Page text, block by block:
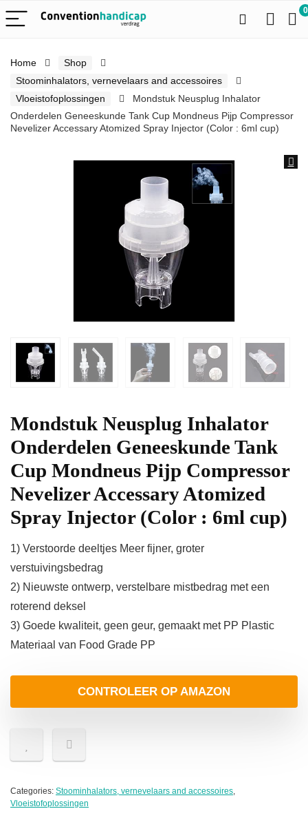
0
Home
Shop
Stoominhalators, vernevelaars and accessoires
Vloeistofoplossingen
Mondstuk Neusplug Inhalator
Onderdelen Geneeskunde Tank Cup Mondneus Pijp Compressor
Nevelizer Accessary Atomized Spray Injector (Color : 6ml cup)
Mondstuk Neusplug Inhalator
Onderdelen Geneeskunde Tank
Cup Mondneus Pijp Compressor
Nevelizer Accessary Atomized
Spray Injector (Color : 6ml cup)
1) Verstoorde deeltjes Meer fijner, groter
verstuivingsbedrag
2) Nieuwste ontwerp, verstelbare mistbedrag met een
roterend deksel
3) Goede kwaliteit, geen geur, gemaakt met PP Plastic
Materiaal van Food Grade PP
CONTROLEER OP AMAZON
Categories: Stoominhalators, vernevelaars and accessoires,
Vloeistofoplossingen